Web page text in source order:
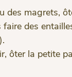
des magrets,
des
ôter la petite